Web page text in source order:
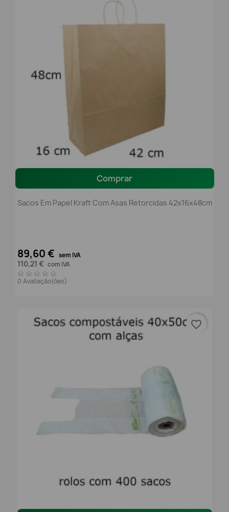
Comprar
Sacos Em Papel Kraft Com Asas Retorcidas 42x16x48cm
89,60 € sem IVA
110,21 € com IVA
0 Avaliação(ões)
favorite_border